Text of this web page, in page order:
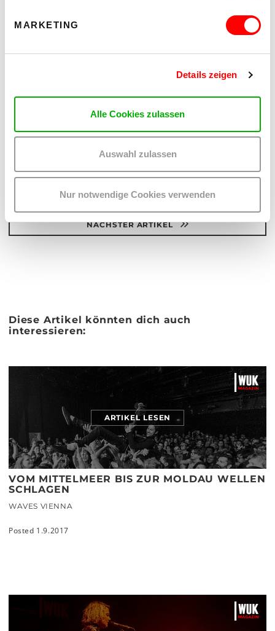
MARKETING
Details zeigen
Alle Cookies zulassen
Auswahl zulassen
Nur notwendige Cookies verwenden
VORHERIGER ARTIKEL
ZU ALLEN ARTIKELN
NÄCHSTER ARTIKEL
Diese Artikel könnten dich auch
interessieren:
ARTIKEL LESEN
VOM MITTELMEER BIS ZUR MOLDAU WELLEN
SCHLAGEN
WAVES VIENNA
Posted 1.9.2017